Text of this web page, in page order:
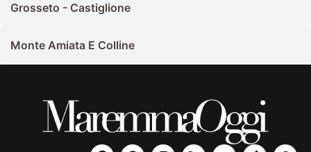
Grosseto - Castiglione
Monte Amiata E Colline